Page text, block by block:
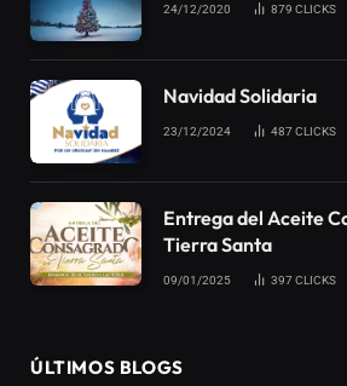
24/12/2020 879 CLICKS
Navidad Solidaria
23/12/2024 487 CLICKS
Entrega del Aceite
Tierra Santa
09/01/2025 397 CLICKS
ÚLTIMOS BLOGS